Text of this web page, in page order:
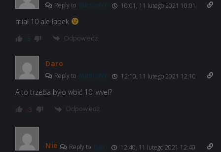
Reply to MartinoNY 10:01, 11 lutego 2021 10:01
miał 10 ale łapek
5 Odpowiedz
Daro
Reply to MartinoNY 12:10, 11 lutego 2021 12:10
A to trzeba było wbić 10 lwvel?
-3 Odpowiedz
Nie Reply to Daro 12:40, 11 lutego 2021 12:40